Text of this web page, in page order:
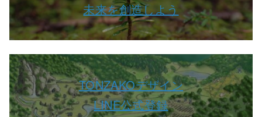
未来を創造しよう
TONZAKOデザイン
LINE公式登録